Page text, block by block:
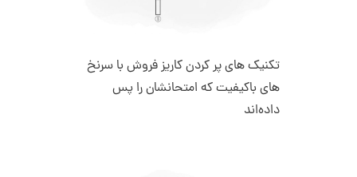
تکنیک‌ های پر کردن کاریز فروش با سرنخ‌
های باکیفیت که امتحانشان را پس
داده‌اند